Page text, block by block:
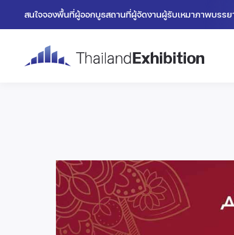
สนใจจองพื้นที่ผู้ออกบูธสถานที่ผู้จัดงานผู้รับเหมาภาพบรรย